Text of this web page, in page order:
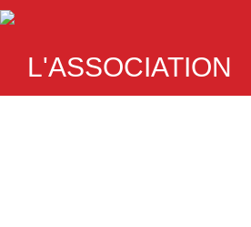
Aller au contenu principal
L'ASSOCIATION